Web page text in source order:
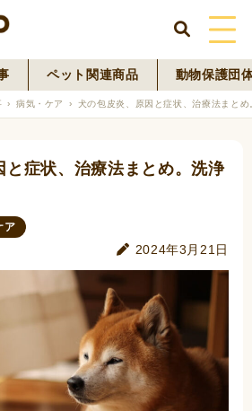
HOME
ペット関連商品 動物保護団
病気・ケア 犬の包皮炎、原因と症状、治療法まと
と症状、治療法まとめ。洗浄
ア
2024年3月21日